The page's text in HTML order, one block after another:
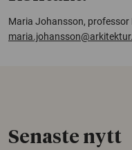
Maria Johansson, professor
Senaste nytt